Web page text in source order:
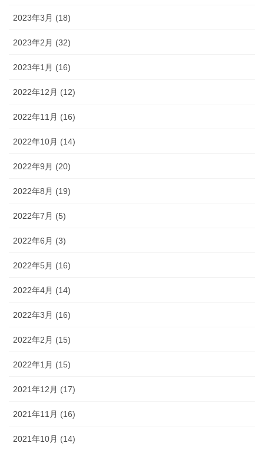
2023年3月 (18)
2023年2月 (32)
2023年1月 (16)
2022年12月 (12)
2022年11月 (16)
2022年10月 (14)
2022年9月 (20)
2022年8月 (19)
2022年7月 (5)
2022年6月 (3)
2022年5月 (16)
2022年4月 (14)
2022年3月 (16)
2022年2月 (15)
2022年1月 (15)
2021年12月 (17)
2021年11月 (16)
2021年10月 (14)